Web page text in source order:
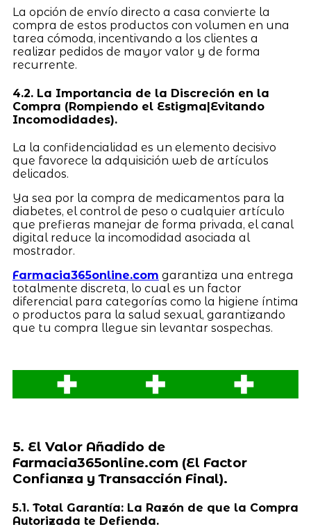
La opción de envío directo a casa convierte la
compra de estos productos con volumen en una
tarea cómoda, incentivando a los clientes a
realizar pedidos de mayor valor y de forma
recurrente.
4.2. La Importancia de la Discreción en la
Compra (Rompiendo el Estigma|Evitando
Incomodidades).
La la confidencialidad es un elemento decisivo
que favorece la adquisición web de artículos
delicados.
Ya sea por la compra de medicamentos para la
diabetes, el control de peso o cualquier artículo
que prefieras manejar de forma privada, el canal
digital reduce la incomodidad asociada al
mostrador.
Farmacia365online.com garantiza una entrega
totalmente discreta, lo cual es un factor
diferencial para categorías como la higiene íntima
o productos para la salud sexual, garantizando
que tu compra llegue sin levantar sospechas.
5. El Valor Añadido de
Farmacia365online.com (El Factor
Confianza y Transacción Final).
5.1. Total Garantía: La Razón de que la Compra
Autorizada te Defienda.